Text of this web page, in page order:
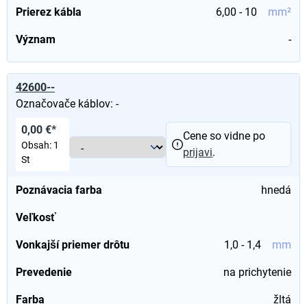
Prierez kábla 6,00 - 10 mm²
Význam -
42600--
Označovače káblov: -
Poznávacia farba hnedá
Veľkosť
Vonkajší priemer drôtu 1,0 - 1,4 mm
Prevedenie na prichytenie
Farba žltá
0,00 €*
Obsah: 1
St
Cene so vidne po
prijavi.